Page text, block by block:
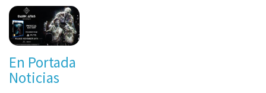
En Portada
Noticias